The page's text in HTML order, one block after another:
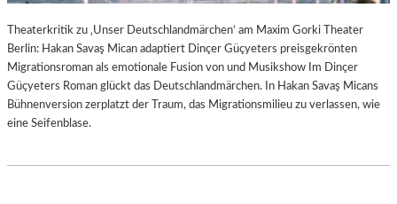
Theaterkritik zu ‚Unser Deutschlandmärchen‘ am Maxim Gorki Theater
Berlin: Hakan Savaş Mican adaptiert Dinçer Güçyeters preisgekrönten
Migrationsroman als emotionale Fusion von und Musikshow Im Dinçer
Güçyeters Roman glückt das Deutschlandmärchen. In Hakan Savaş Micans
Bühnenversion zerplatzt der Traum, das Migrationsmilieu zu verlassen, wie
eine Seifenblase.